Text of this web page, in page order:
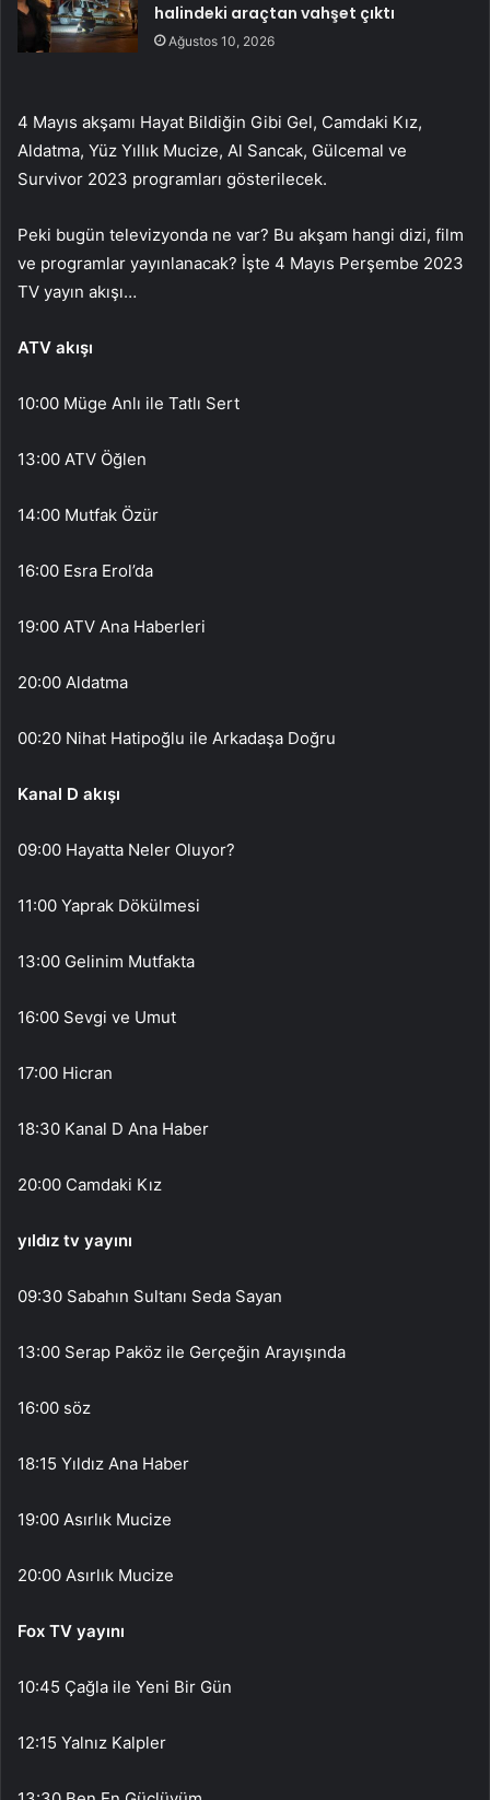
halindeki araçtan vahşet çıktı
Ağustos 10, 2026
4 Mayıs akşamı Hayat Bildiğin Gibi Gel, Camdaki Kız,
Aldatma, Yüz Yıllık Mucize, Al Sancak, Gülcemal ve
Survivor 2023 programları gösterilecek.
Peki bugün televizyonda ne var? Bu akşam hangi dizi, film
ve programlar yayınlanacak? İşte 4 Mayıs Perşembe 2023
TV yayın akışı…
ATV akışı
10:00 Müge Anlı ile Tatlı Sert
13:00 ATV Öğlen
14:00 Mutfak Özür
16:00 Esra Erol’da
19:00 ATV Ana Haberleri
20:00 Aldatma
00:20 Nihat Hatipoğlu ile Arkadaşa Doğru
Kanal D akışı
09:00 Hayatta Neler Oluyor?
11:00 Yaprak Dökülmesi
13:00 Gelinim Mutfakta
16:00 Sevgi ve Umut
17:00 Hicran
18:30 Kanal D Ana Haber
20:00 Camdaki Kız
yıldız tv yayını
09:30 Sabahın Sultanı Seda Sayan
13:00 Serap Paköz ile Gerçeğin Arayışında
16:00 söz
18:15 Yıldız Ana Haber
19:00 Asırlık Mucize
20:00 Asırlık Mucize
Fox TV yayını
10:45 Çağla ile Yeni Bir Gün
12:15 Yalnız Kalpler